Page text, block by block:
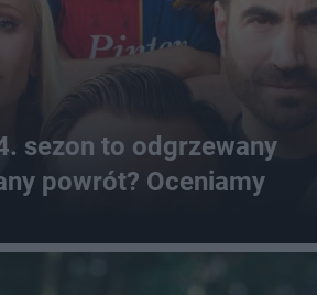
sezon to odgrzewany
powrót? Oceniamy